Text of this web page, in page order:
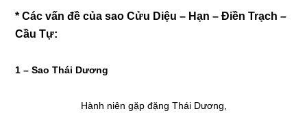
* Các vấn đề của sao Cửu Diệu – Hạn – Điền Trạch –
Cầu Tự:
1 – Sao Thái Dương
Hành niên gặp đặng Thái Dương,